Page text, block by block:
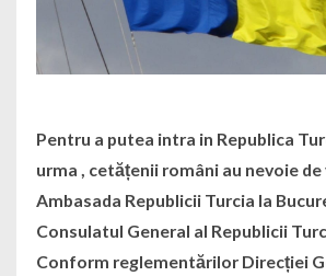
Pentru a putea intra in Republica
urma , cetățenii români au nevoie de
Ambasada Republicii Turcia la
Consulatul General al Republicii
Conform reglementărilor Direcției